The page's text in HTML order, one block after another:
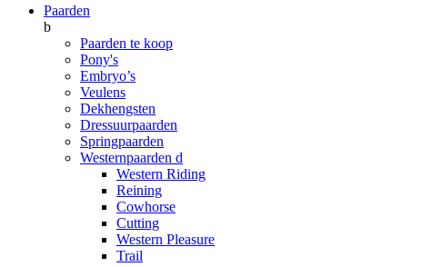
Paarden
b
Paarden te koop
Pony's
Embryo’s
Veulens
Dekhengsten
Dressuurpaarden
Springpaarden
Westernpaarden d
Western Riding
Reining
Cowhorse
Cutting
Western Pleasure
Trail